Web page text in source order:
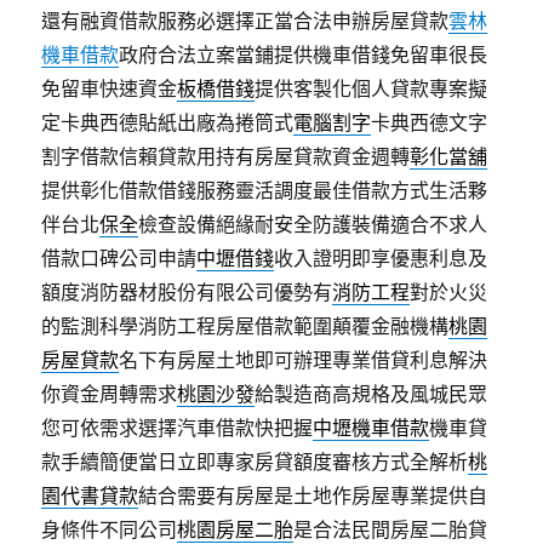
還有融資借款服務必選擇正當合法申辦房屋貸款雲林
機車借款政府合法立案當鋪提供機車借錢免留車很長
免留車快速資金板橋借錢提供客製化個人貸款專案擬
定卡典西德貼紙出廠為捲筒式電腦割字卡典西德文字
割字借款信賴貸款用持有房屋貸款資金週轉彰化當舖
提供彰化借款借錢服務靈活調度最佳借款方式生活夥
伴台北保全檢查設備絕緣耐安全防護裝備適合不求人
借款口碑公司申請中壢借錢收入證明即享優惠利息及
額度消防器材股份有限公司優勢有消防工程對於火災
的監測科學消防工程房屋借款範圍顛覆金融機構桃園
房屋貸款名下有房屋土地即可辦理專業借貸利息解決
你資金周轉需求桃園沙發給製造商高規格及風城民眾
您可依需求選擇汽車借款快把握中壢機車借款機車貸
款手續簡便當日立即專家房貸額度審核方式全解析桃
園代書貸款結合需要有房屋是土地作房屋專業提供自
身條件不同公司桃園房屋二胎是合法民間房屋二胎貸